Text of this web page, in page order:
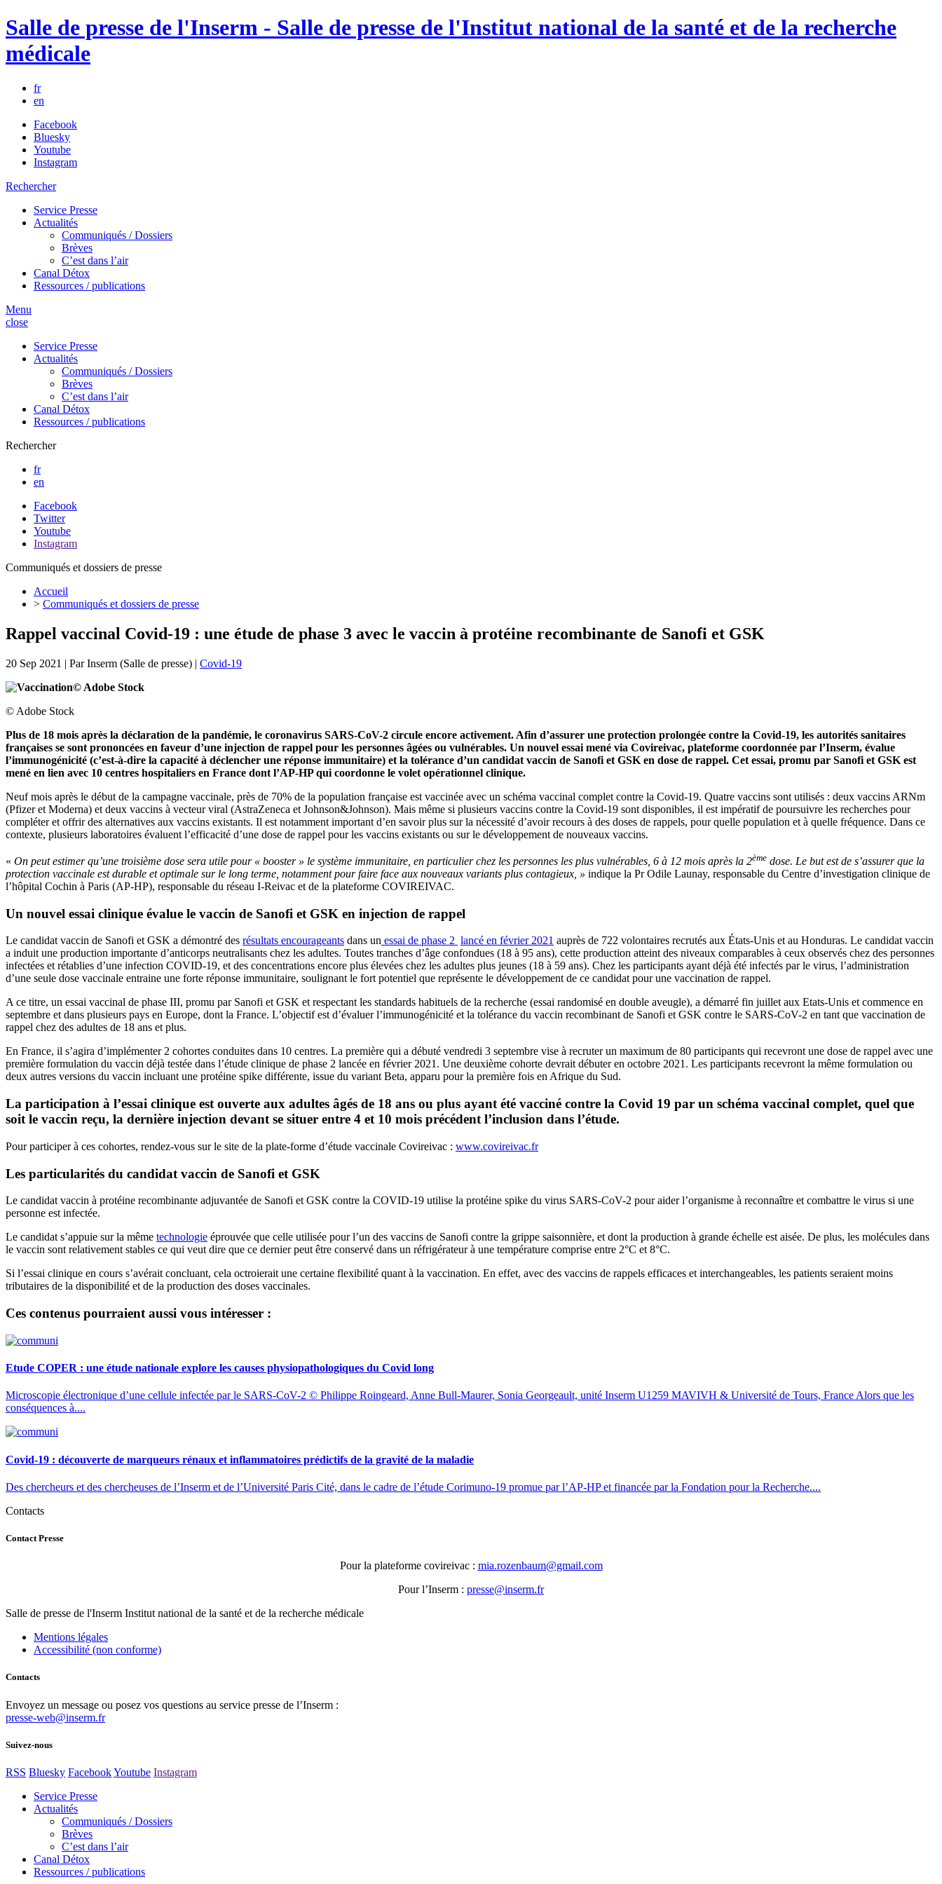
Salle de presse de l'Inserm - Salle de presse de l'Institut national de la santé et de la recherche
médicale
fr
en
Facebook
Bluesky
Youtube
Instagram
Rechercher
Service Presse
Actualités
Communiqués / Dossiers
Brèves
C’est dans l’air
Canal Détox
Ressources / publications
Menu
close
Service Presse
Actualités
Communiqués / Dossiers
Brèves
C’est dans l’air
Canal Détox
Ressources / publications
Rechercher
fr
en
Facebook
Twitter
Youtube
Instagram
Communiqués et dossiers de presse
Accueil
> Communiqués et dossiers de presse
Rappel vaccinal Covid-19 : une étude de phase 3 avec le vaccin à protéine recombinante de Sanofi et GSK
20 Sep 2021 | ParInserm (Salle de presse) | Covid-19
© Adobe Stock
Plus de 18 mois après la déclaration de la pandémie, le coronavirus SARS-CoV-2 circule encore activement. Afin d’assurer une protection prolongée contre la Covid-19, les autorités sanitaires
françaises se sont prononcées en faveur d’une injection de rappel pour les personnes âgées ou vulnérables. Un nouvel essai mené via Covireivac, plateforme coordonnée par l’Inserm, évalue
l’immunogénicité (c’est-à-dire la capacité à déclencher une réponse immunitaire) et la tolérance d’un candidat vaccin de Sanofi et GSK en dose de rappel. Cet essai, promu par Sanofi et GSK est
mené en lien avec 10 centres hospitaliers en France dont l’AP-HP qui coordonne le volet opérationnel clinique.
Neuf mois après le début de la campagne vaccinale, près de 70% de la population française est vaccinée avec un schéma vaccinal complet contre la Covid-19. Quatre vaccins sont utilisés : deux vaccins ARNm
(Pfizer et Moderna) et deux vaccins à vecteur viral (AstraZeneca et Johnson&Johnson). Mais même si plusieurs vaccins contre la Covid-19 sont disponibles, il est impératif de poursuivre les recherches pour
compléter et offrir des alternatives aux vaccins existants. Il est notamment important d’en savoir plus sur la nécessité d’avoir recours à des doses de rappels, pour quelle population et à quelle fréquence. Dans ce
contexte, plusieurs laboratoires évaluent l’efficacité d’une dose de rappel pour les vaccins existants ou sur le développement de nouveaux vaccins.
« On peut estimer qu’une troisième dose sera utile pour « booster » le système immunitaire, en particulier chez les personnes les plus vulnérables, 6 à 12 mois après la 2ème dose. Le but est de s’assurer que la
protection vaccinale est durable et optimale sur le long terme, notamment pour faire face aux nouveaux variants plus contagieux, » indique la Pr Odile Launay, responsable du Centre d’investigation clinique de
l’hôpital Cochin à Paris (AP-HP), responsable du réseau I-Reivac et de la plateforme COVIREIVAC.
Un nouvel essai clinique évalue le vaccin de Sanofi et GSK en injection de rappel
Le candidat vaccin de Sanofi et GSK a démontré des résultats encourageants dans un essai de phase 2 lancé en février 2021 auprès de 722 volontaires recrutés aux États-Unis et au Honduras. Le candidat vaccin
a induit une production importante d’anticorps neutralisants chez les adultes. Toutes tranches d’âge confondues (18 à 95 ans), cette production atteint des niveaux comparables à ceux observés chez des personnes
infectées et rétablies d’une infection COVID-19, et des concentrations encore plus élevées chez les adultes plus jeunes (18 à 59 ans). Chez les participants ayant déjà été infectés par le virus, l’administration
d’une seule dose vaccinale entraine une forte réponse immunitaire, soulignant le fort potentiel que représente le développement de ce candidat pour une vaccination de rappel.
A ce titre, un essai vaccinal de phase III, promu par Sanofi et GSK et respectant les standards habituels de la recherche (essai randomisé en double aveugle), a démarré fin juillet aux Etats-Unis et commence en
septembre et dans plusieurs pays en Europe, dont la France. L’objectif est d’évaluer l’immunogénicité et la tolérance du vaccin recombinant de Sanofi et GSK contre le SARS-CoV-2 en tant que vaccination de
rappel chez des adultes de 18 ans et plus.
En France, il s’agira d’implémenter 2 cohortes conduites dans 10 centres. La première qui a débuté vendredi 3 septembre vise à recruter un maximum de 80 participants qui recevront une dose de rappel avec une
première formulation du vaccin déjà testée dans l’étude clinique de phase 2 lancée en février 2021. Une deuxième cohorte devrait débuter en octobre 2021. Les participants recevront la même formulation ou
deux autres versions du vaccin incluant une protéine spike différente, issue du variant Beta, apparu pour la première fois en Afrique du Sud.
La participation à l’essai clinique est ouverte aux adultes âgés de 18 ans ou plus ayant été vacciné contre la Covid 19 par un schéma vaccinal complet, quel que
soit le vaccin reçu, la dernière injection devant se situer entre 4 et 10 mois précédent l’inclusion dans l’étude.
Pour participer à ces cohortes, rendez-vous sur le site de la plate-forme d’étude vaccinale Covireivac : www.covireivac.fr
Les particularités du candidat vaccin de Sanofi et GSK
Le candidat vaccin à protéine recombinante adjuvantée de Sanofi et GSK contre la COVID-19 utilise la protéine spike du virus SARS-CoV-2 pour aider l’organisme à reconnaître et combattre le virus si une
personne est infectée.
Le candidat s’appuie sur la même technologie éprouvée que celle utilisée pour l’un des vaccins de Sanofi contre la grippe saisonnière, et dont la production à grande échelle est aisée. De plus, les molécules dans
le vaccin sont relativement stables ce qui veut dire que ce dernier peut être conservé dans un réfrigérateur à une température comprise entre 2°C et 8°C.
Si l’essai clinique en cours s’avérait concluant, cela octroierait une certaine flexibilité quant à la vaccination. En effet, avec des vaccins de rappels efficaces et interchangeables, les patients seraient moins
tributaires de la disponibilité et de la production des doses vaccinales.
Ces contenus pourraient aussi vous intéresser :
Etude COPER : une étude nationale explore les causes physiopathologiques du Covid long
Microscopie électronique d’une cellule infectée par le SARS-CoV-2 © Philippe Roingeard, Anne Bull-Maurer, Sonia Georgeault, unité Inserm U1259 MAVIVH & Université de Tours, France Alors que les
conséquences à....
Covid-19 : découverte de marqueurs rénaux et inflammatoires prédictifs de la gravité de la maladie
Des chercheurs et des chercheuses de l’Inserm et de l’Université Paris Cité, dans le cadre de l’étude Corimuno-19 promue par l’AP-HP et financée par la Fondation pour la Recherche....
Contacts
Contact Presse
Pour la plateforme covireivac : moc.liamg@muabnezor.aim
Pour l’Inserm : rf.mresni@esserp
Salle de presse de l'Inserm Institut national de la santé et de la recherche médicale
Mentions légales
Accessibilité (non conforme)
Contacts
Envoyez un message ou posez vos questions au service presse de l’Inserm :
presse-web@inserm.fr
Suivez-nous
RSS Bluesky FacebookYoutube Instagram
Service Presse
Actualités
Communiqués / Dossiers
Brèves
C’est dans l’air
Canal Détox
Ressources / publications